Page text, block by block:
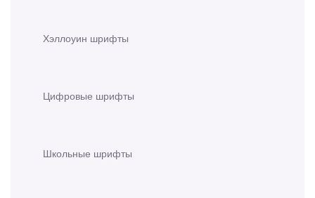
Хэллоуин шрифты
Цифровые шрифты
Школьные шрифты